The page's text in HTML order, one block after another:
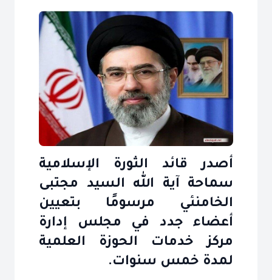
أصدر قائد الثورة الإسلامية
سماحة آية الله السيد مجتبى
الخامنئي مرسومًا بتعيين
أعضاء جدد في مجلس إدارة
مركز خدمات الحوزة العلمية
لمدة خمس سنوات.